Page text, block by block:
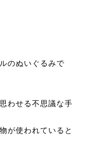
のぬいぐるみで
わせる不思議な手
が使われていると